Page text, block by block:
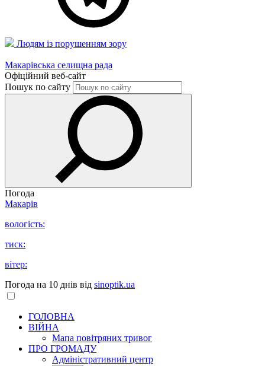
Людям із порушенням зору
Макарівська селищна рада
Офіційний веб-сайт
Пошук по сайту
Погода
Макарів
вологість:
тиск:
вітер:
Погода на 10 днів від sinoptik.ua
ГОЛОВНА
ВІЙНА
Мапа повітряних тривог
ПРО ГРОМАДУ
Aдміністративний центр